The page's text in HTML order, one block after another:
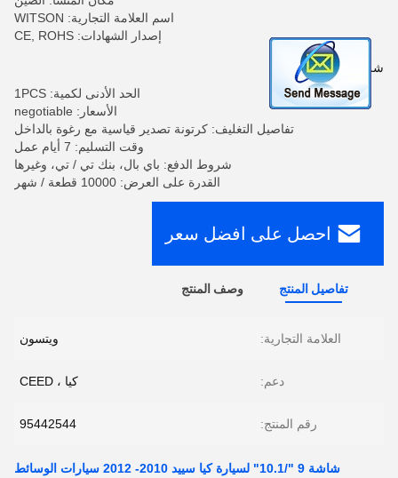
اسم العلامة التجارية: WITSON
إصدار الشهادات: CE, ROHS
شروط الدفع والشحن
الحد الأدنى لكمية: 1PCS
الأسعار: negotiable
تفاصيل التغليف: كرتونة تصدير قياسية مع رغوة بالداخل
وقت التسليم: 7 أيام عمل
شروط الدفع: باي بال، بنك تي / تي، وغيرها
القدرة على العرض: 10000 قطعة / شهر
احصل على افضل سعر
تفاصيل المنتج وصف المنتج
العلامة التجارية: ويتسون
دعم: كيا ، CEED
رقم المنتج: 95442544
شاشة 9 "/10.1" لسيارة كيا سييد 2010- 2012 سيارات الوسائط